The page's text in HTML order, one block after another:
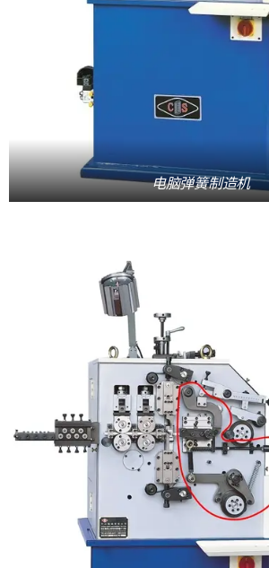
电脑弹簧制造机